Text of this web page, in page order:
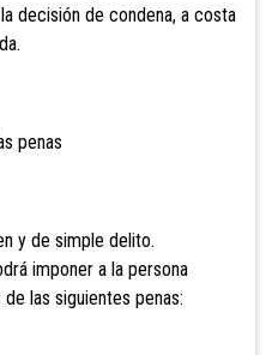
decisión de condena, a costa
penas
y de simple delito.
imponer a la persona
las siguientes penas: